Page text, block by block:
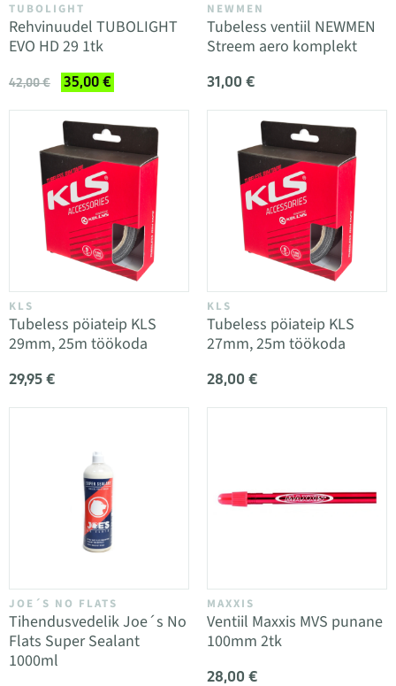
TUBOLIGHT
Rehvinuudel TUBOLIGHT
EVO HD 29 1tk
42,00 € 35,00 €
NEWMEN
Tubeless ventiil NEWMEN
Streem aero komplekt
31,00 €
KLS
Tubeless pöiateip KLS
29mm, 25m töökoda
29,95 €
KLS
Tubeless pöiateip KLS
27mm, 25m töökoda
28,00 €
JOE´S NO FLATS
Tihendusvedelik Joe´s No
Flats Super Sealant
1000ml
MAXXIS
Ventiil Maxxis MVS punane
100mm 2tk
28,00 €